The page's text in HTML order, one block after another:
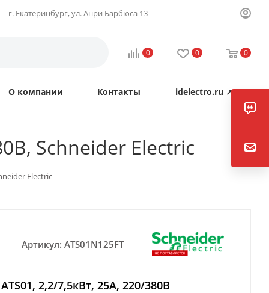
г. Екатеринбург, ул. Анри Барбюса 13
0 0 0
О компании Контакты idelectro.ru ↗
Schneider Electric
Electric
Артикул: ATS01N125FT
2,2/7,5кВт, 25А, 220/380В